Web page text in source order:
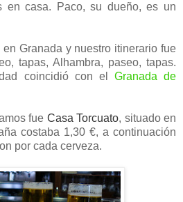
en casa. Paco, su dueño, es un
Granada y nuestro itinerario fue
tapas, Alhambra, paseo, tapas.
coincidió con el Granada de
fue Casa Torcuato, situado en
costaba 1,30 €, a continuación
por cada cerveza.